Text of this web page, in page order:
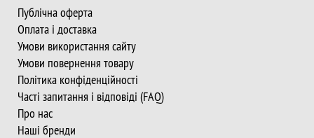
Публічна оферта
Оплата і доставка
Умови використання сайту
Умови повернення товару
Політика конфіденційності
Часті запитання і відповіді (FAQ)
Про нас
Наші бренди